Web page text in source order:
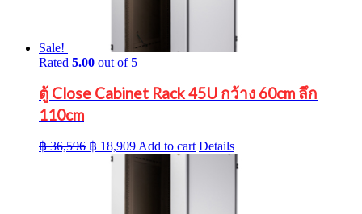
Sale!
Rated 5.00 out of 5
ตู้ Close Cabinet Rack 45U กว้าง 60cm ลึก
110cm
฿36,596 Original
price
฿ 18,909Current
price
Add to cart Details